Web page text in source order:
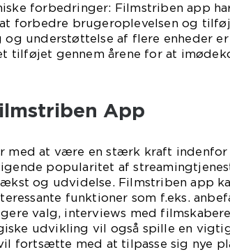
forbedringer: Filmstriben app
forbedre brugeroplevelsen og
understøttelse af flere enheder
tilføjet gennem årene for at
App
med at være en stærk kraft indenfor
popularitet af
og udvidelse. Filmstriben app
funktioner som f.eks.
valg, interviews med
udvikling vil også spille en
fortsætte med at tilpasse sig nye